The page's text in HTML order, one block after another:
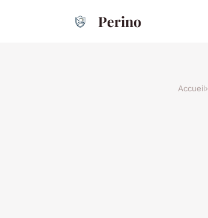
Perino
Accueil›